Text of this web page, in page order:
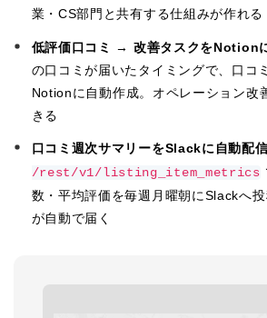
業・CS部門と共有する仕組みが作れる
低評価口コミ → 改善タスクをNotion
の口コミが届いたタイミングで、口コ
Notionに自動作成。オペレーション改
きる
口コミ週次サマリーをSlackに自動配
/rest/v1/listing_item_metrics
数・平均評価を毎週月曜朝にSlackへ
が自動で届く